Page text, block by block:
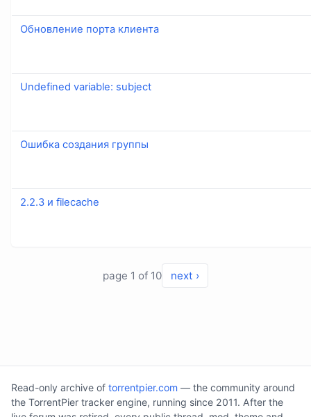
Обновление порта клиента
Undefined variable: subject
Ошибка создания группы
2.2.3 и filecache
page 1 of 10 next ›
Read-only archive of torrentpier.com — the community around
the TorrentPier tracker engine, running since 2011. After the